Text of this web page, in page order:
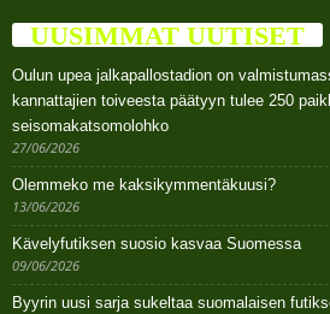
UUSIMMAT UUTISET
Oulun upea jalkapallostadion on
kannattajien toiveesta päätyyn tulee 250
seisomakatsomolohko
27/06/2026
Olemmeko me kaksikymmentäkuusi?
13/06/2026
Kävelyfutiksen suosio kasvaa Suomessa
09/06/2026
Byyrin uusi sarja sukeltaa suomalaisen